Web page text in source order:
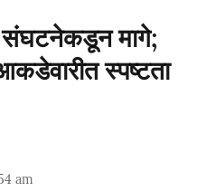
मागे;
स्पष्टता
am